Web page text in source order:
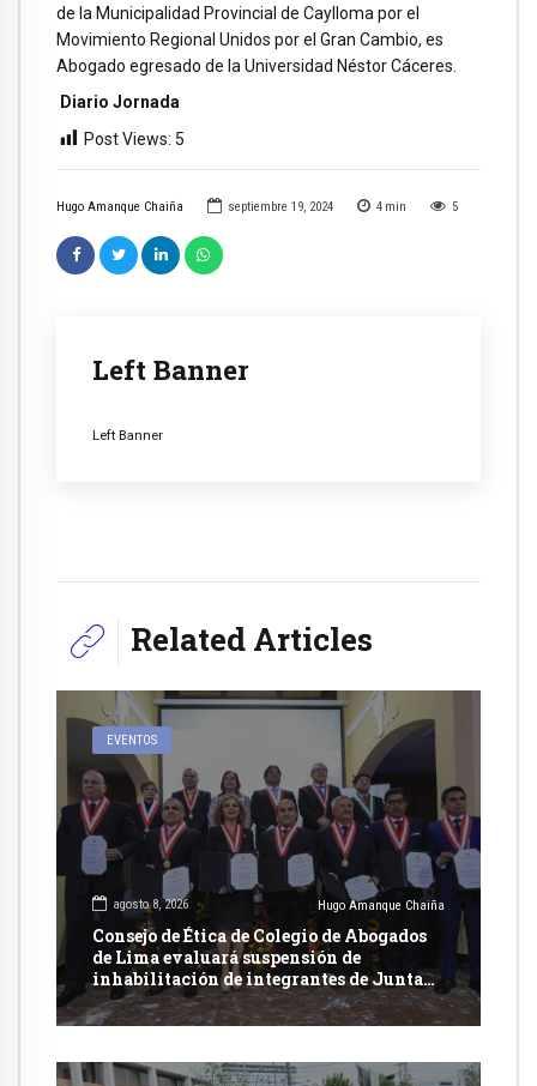
Hugo Amanque Chaiña septiembre 19, 2024 4 min 5
Left Banner
Left Banner
de la Municipalidad Provincial de Caylloma por el
Movimiento Regional Unidos por el Gran Cambio, es
Abogado egresado de la Universidad Néstor Cáceres.
Diario Jornada
Post Views: 5
Related Articles
EVENTOS
agosto 8, 2026 Hugo Amanque Chaiña
Consejo de Ética de Colegio de Abogados
de Lima evaluará suspensión de
inhabilitación de integrantes de Junta
Nacional de Justicia